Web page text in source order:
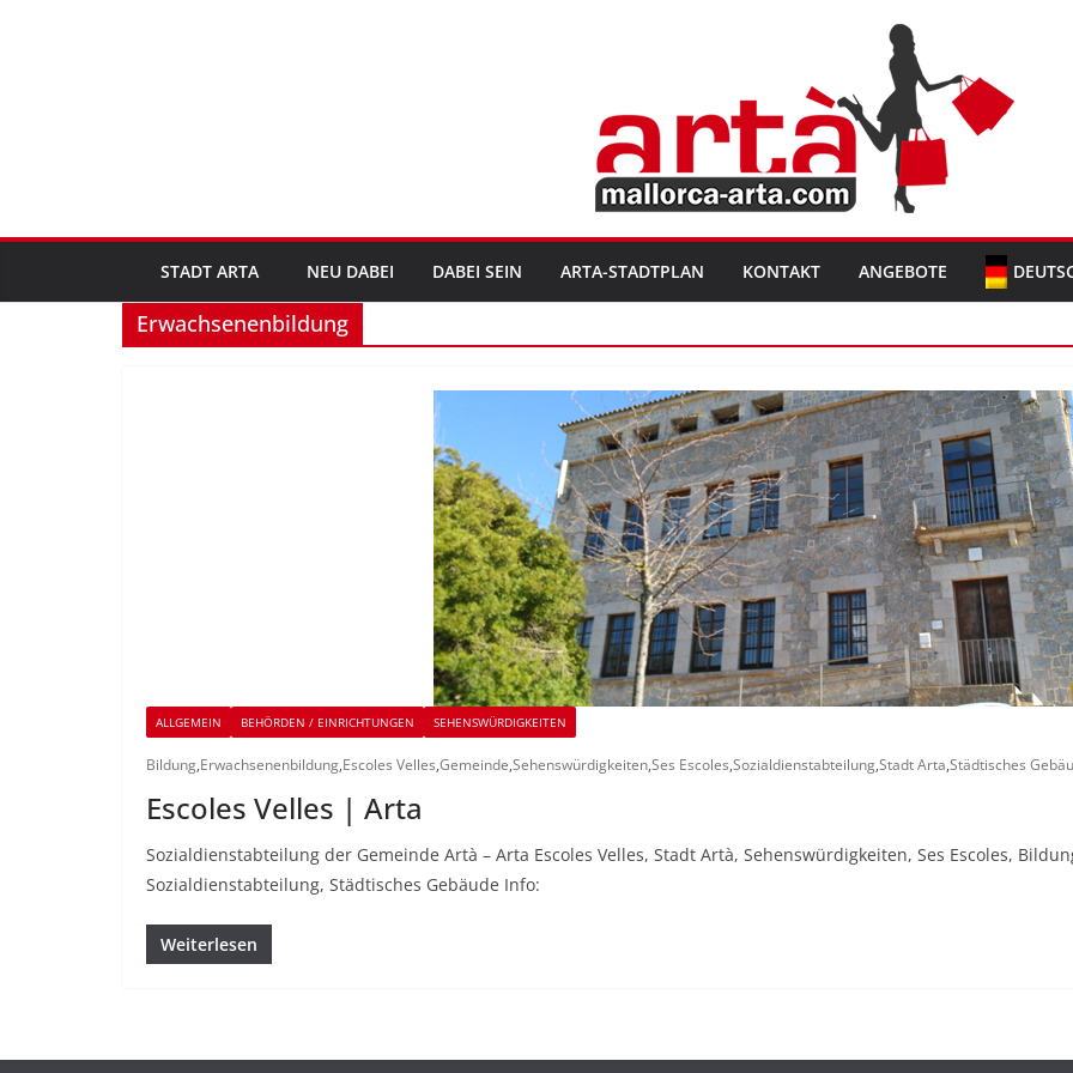
STADT ARTA NEU DABEI DABEI SEIN ARTA-STADTPLAN KONTAKT ANGEBOTE
Erwachsenenbildung
ALLGEMEIN BEHÖRDEN / EINRICHTUNGEN SEHENSWÜRDIGKEITEN
Bildung,Erwachsenenbildung,Escoles Velles,Gemeinde,Sehenswürdigkeiten,Ses Escoles,Sozialdienstabteilung,Stadt Arta,Städtisches
Escoles Velles | Arta
Sozialdienstabteilung der Gemeinde Artà – Arta Escoles Velles, Stadt Artà, Sehenswürdigkeiten, Ses Escoles,
Sozialdienstabteilung, Städtisches Gebäude Info:
Weiterlesen